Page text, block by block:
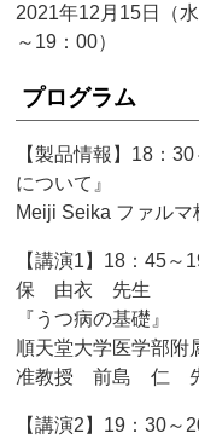
2021年12月15日（
～19：00）
プログラム
【製品情報】18：
について』
Meiji Seika ファル
【講演1】18：45
保 由衣 先生
『うつ病の基礎』
順天堂大学医学部附
准教授 前島 仁
【講演2】19：30